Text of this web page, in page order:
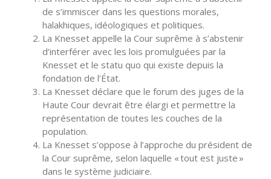
de s’immiscer dans les questions morales,
halakhiques, idéologiques et politiques.
La Knesset appelle la Cour suprême à s’abstenir
d’interférer avec les lois promulguées par la
Knesset et le statu quo qui existe depuis la
fondation de l’État.
La Knesset déclare que le forum des juges de la
Haute Cour devrait être élargi et permettre la
représentation de toutes les couches de la
population.
La Knesset s’oppose à l’approche du président de
la Cour suprême, selon laquelle « tout est juste »
dans le système judiciaire.